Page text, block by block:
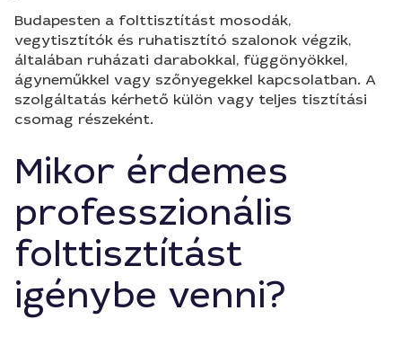
Budapesten a folttisztítást mosodák,
vegytisztítók és ruhatisztító szalonok végzik,
általában ruházati darabokkal, függönyökkel,
ágyneműkkel vagy szőnyegekkel kapcsolatban. A
szolgáltatás kérhető külön vagy teljes tisztítási
csomag részeként.
Mikor érdemes
professzionális
folttisztítást
igénybe venni?